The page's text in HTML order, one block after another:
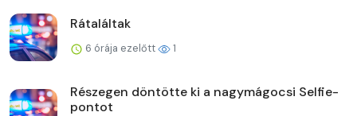
Rátaláltak
6 órája ezelőtt 1
Részegen döntötte ki a nagymágocsi Selfie-
pontot